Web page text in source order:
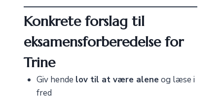
Konkrete forslag til
eksamensforberedelse for
Trine
Giv hende lov til at være aleneog læse i
fred